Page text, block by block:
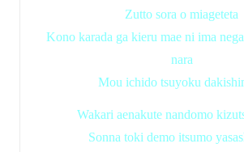
Zutto sora o miageteta
Kono karada ga kieru mae ni ima
nara
Mou ichido tsuyoku
Wakari aenakute nandomo
Sonna toki demo itsumo